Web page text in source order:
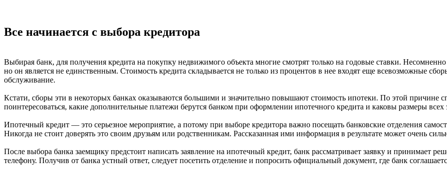
Все начинается с выбора кредитора
Выбирая банк, для получения кредита на покупку недвижимого объекта многие смотрят только на годовые ставки.
но он является не единственным. Стоимость кредита складывается не только из процентов в нее входят еще всевозможные
обслуживание.
Кстати, сборы эти в некоторых банках оказываются большими и значительно повышают стоимость ипотеки. По этой причине
поинтересоваться, какие дополнительные платежи берутся банком при оформлении ипотечного кредита и каковы размеры всех
Ипотечный кредит — это серьезное мероприятие, а потому при выборе кредитора важно посещать банковские отделения
Никогда не стоит доверять это своим друзьям или родственникам. Рассказанная ими информация в результате может очень
После выбора банка заемщику предстоит написать заявление на ипотечный кредит, банк рассматривает заявку и принимает
телефону. Получив от банка устный ответ, следует посетить отделение и попросить официальный документ, где банк